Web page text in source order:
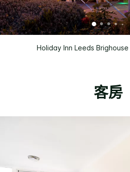
Holiday Inn Leeds
客房